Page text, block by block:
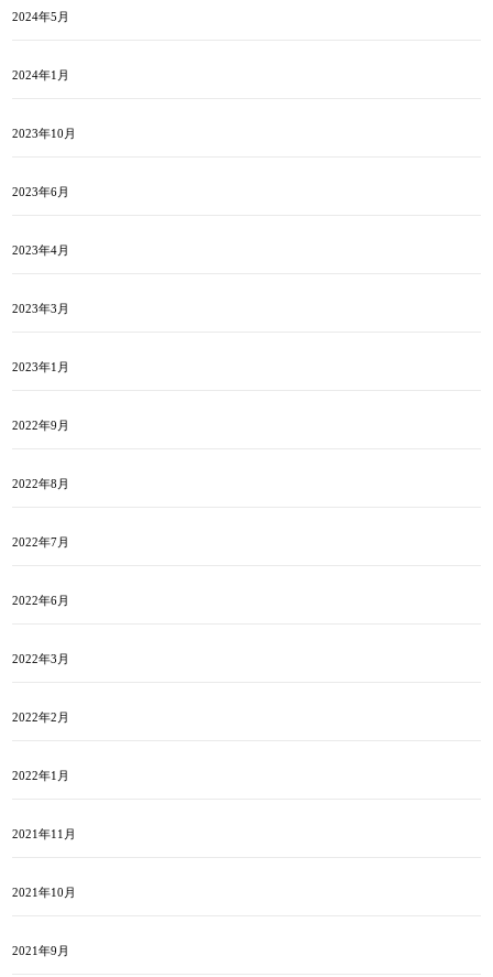
2024年5月
2024年1月
2023年10月
2023年6月
2023年4月
2023年3月
2023年1月
2022年9月
2022年8月
2022年7月
2022年6月
2022年3月
2022年2月
2022年1月
2021年11月
2021年10月
2021年9月